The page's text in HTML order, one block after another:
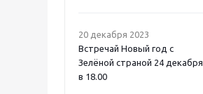
20 декабря 2023
Встречай Новый год с
Зелёной страной 24 декабря
в 18.00